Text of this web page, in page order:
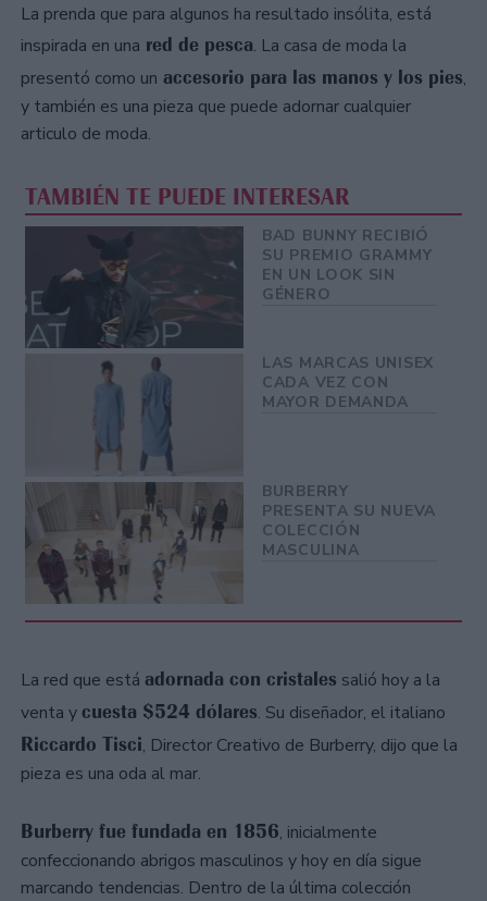
La prenda que para algunos ha resultado insólita, está
inspirada en una red de pesca. La casa de moda la
presentó como un accesorio para las manos y los pies,
y también es una pieza que puede adornar cualquier
articulo de moda.
TAMBIÉN TE PUEDE INTERESAR
BAD BUNNY RECIBIÓ
SU PREMIO GRAMMY
EN UN LOOK SIN
GÉNERO
LAS MARCAS UNISEX
CADA VEZ CON
MAYOR DEMANDA
BURBERRY
PRESENTA SU NUEVA
COLECCIÓN
MASCULINA
La red que está adornada con cristales salió hoy a la
venta ycuesta $524 dólares. Su diseñador, el italiano
Riccardo Tisci, Director Creativo de Burberry, dijo que la
pieza es una oda al mar.
Burberry fue fundada en 1856, inicialmente
confeccionando abrigos masculinos y hoy en día sigue
marcando tendencias. Dentro de la última colección